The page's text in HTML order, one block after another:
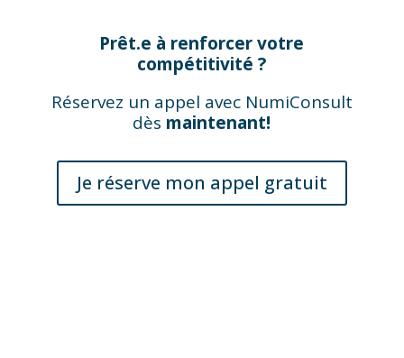
Prêt.e à renforcer votre
compétitivité ?
Réservez un appel avec NumiConsult
dès maintenant!
Je réserve mon appel gratuit